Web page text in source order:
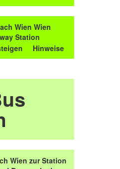
Wien Wien
Station
Hinweise
Wien zur Station